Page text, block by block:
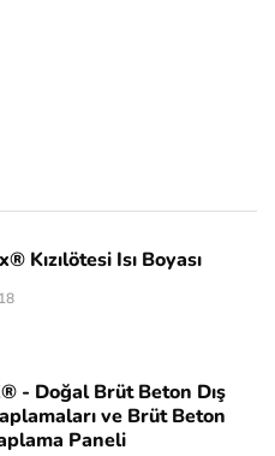
Kızılötesi Isı Boyası
- Doğal Brüt Beton Dış
ve Brüt Beton
Paneli